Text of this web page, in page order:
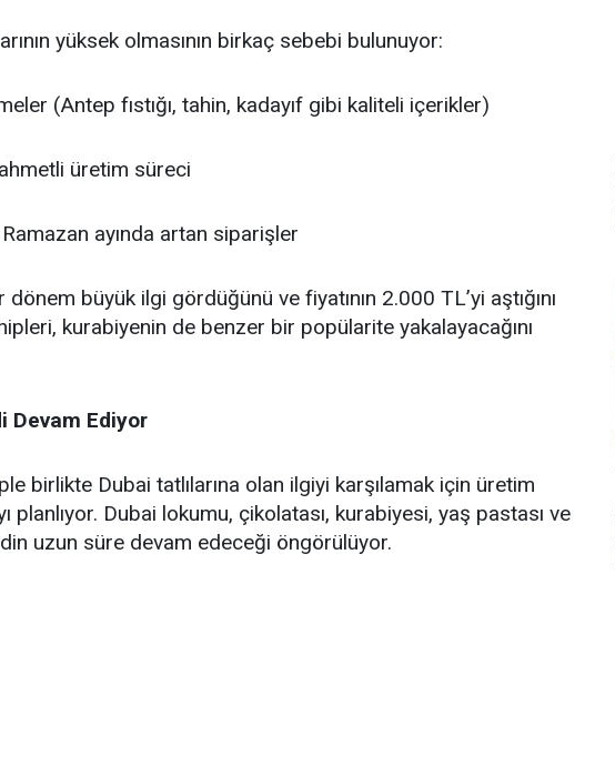
yüksek olmasının birkaç sebebi bulunuyor:
(Antep fıstığı, tahin, kadayıf gibi kaliteli içerikler)
üretim süreci
ayında artan siparişler
dönem büyük ilgi gördüğünü ve fiyatının 2.000 TL’yi aştığını
kurabiyenin de benzer bir popülarite yakalayacağını
Devam Ediyor
birlikte Dubai tatlılarına olan ilgiyi karşılamak için üretim
planlıyor. Dubai lokumu, çikolatası, kurabiyesi, yaş pastası ve
uzun süre devam edeceği öngörülüyor.